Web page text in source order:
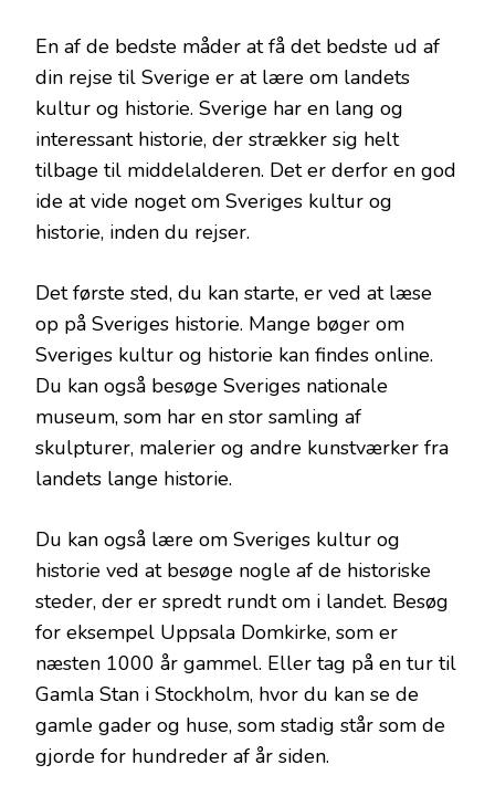
En af de bedste måder at få det bedste ud af
din rejse til Sverige er at lære om landets
kultur og historie. Sverige har en lang og
interessant historie, der strækker sig helt
tilbage til middelalderen. Det er derfor en god
ide at vide noget om Sveriges kultur og
historie, inden du rejser.
Det første sted, du kan starte, er ved at læse
op på Sveriges historie. Mange bøger om
Sveriges kultur og historie kan findes online.
Du kan også besøge Sveriges nationale
museum, som har en stor samling af
skulpturer, malerier og andre kunstværker fra
landets lange historie.
Du kan også lære om Sveriges kultur og
historie ved at besøge nogle af de historiske
steder, der er spredt rundt om i landet. Besøg
for eksempel Uppsala Domkirke, som er
næsten 1000 år gammel. Eller tag på en tur til
Gamla Stan i Stockholm, hvor du kan se de
gamle gader og huse, som stadig står som de
gjorde for hundreder af år siden.